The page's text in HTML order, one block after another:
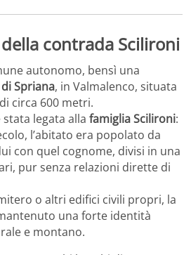
contrada Scilironi
autonomo, bensì una
Spriana, in Valmalenco, situata
circa 600 metri.
legata alla famiglia Scilironi:
l’abitato era popolato da
con quel cognome, divisi in una
pur senza relazioni dirette di
o altri edifici civili propri, la
una forte identità
e montano.